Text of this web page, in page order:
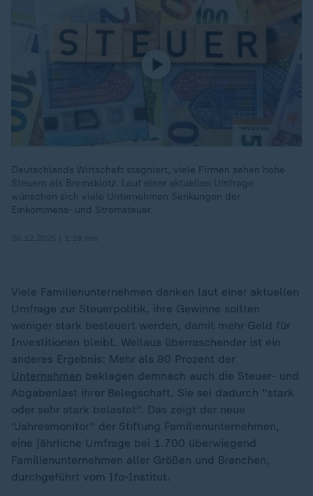
Deutschlands Wirtschaft stagniert, viele Firmen sehen hohe
Steuern als Bremsklotz. Laut einer aktuellen Umfrage
wünschen sich viele Unternehmen Senkungen der
Einkommens- und Stromsteuer.
Viele Familienunternehmen denken laut einer aktuellen
Umfrage zur Steuerpolitik, ihre Gewinne sollten
weniger stark besteuert werden, damit mehr Geld für
Investitionen bleibt. Weitaus überraschender ist ein
anderes Ergebnis: Mehr als 80 Prozent der
Unternehmen beklagen demnach auch die Steuer- und
Abgabenlast ihrer Belegschaft. Sie sei dadurch "stark
oder sehr stark belastet". Das zeigt der neue
"Jahresmonitor" der Stiftung Familienunternehmen,
eine jährliche Umfrage bei 1.700 überwiegend
Familienunternehmen aller Größen und Branchen,
durchgeführt vom Ifo-Institut.